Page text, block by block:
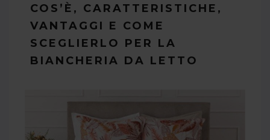
COS’È, CARATTERISTICHE,
VANTAGGI E COME
SCEGLIERLO PER LA
BIANCHERIA DA LETTO